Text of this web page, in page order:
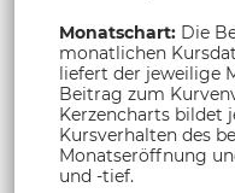
Monatschart: Die
monatlichen
liefert der jeweilige
Beitrag zum
Kerzencharts bildet
Kursverhalten des
Monatseröffnung
und -tief.